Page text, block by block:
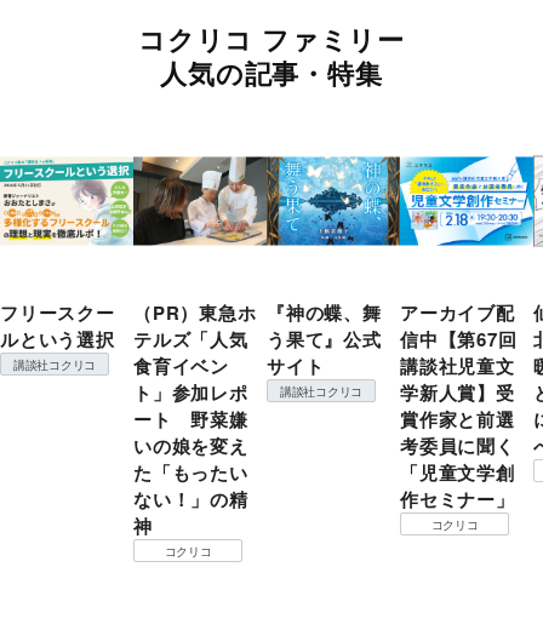
コクリコ ファミリー
人気の記事・特集
フリースクー
ルという選択
講談社コクリコ
（PR）東急ホ
テルズ「人気
食育イベン
ト」参加レポ
ート 野菜嫌
いの娘を変え
た「もったい
ない！」の精
神
コクリコ
『神の蝶、舞
う果て』公式
サイト
講談社コクリコ
アーカイブ配
信中【第67回
講談社児童文
学新人賞】受
賞作家と前選
考委員に聞く
「児童文学創
作セミナー」
コクリコ